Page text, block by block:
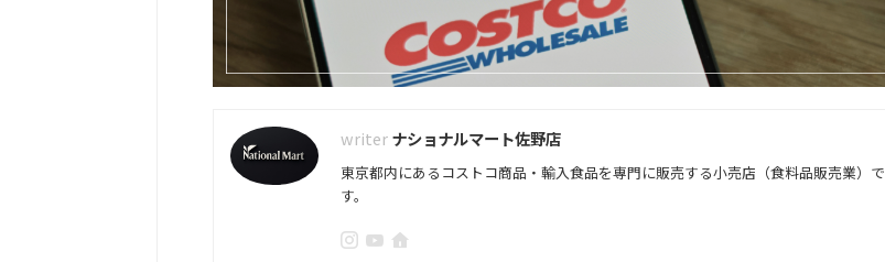
ナショナルマート佐野店
東京都内にあるコストコ商品・輸入食品を専門に販売する小売店（食料品販売業）で
す。